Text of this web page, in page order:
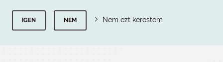
IGEN NEM Nem ezt kerestem